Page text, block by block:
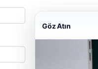
Göz Atın